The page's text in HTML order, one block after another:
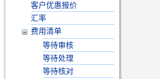
客户优惠报价
汇率
费用清单
等待审核
等待处理
等待核对